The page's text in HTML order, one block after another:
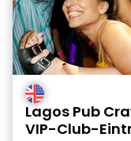
Lagos Pub
VIP-Club-